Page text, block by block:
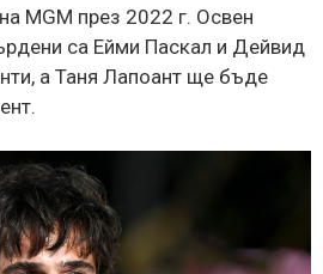
MGM през 2022 г. Освен
са Ейми Паскал и Дейвид
а Таня Лапоант ще бъде